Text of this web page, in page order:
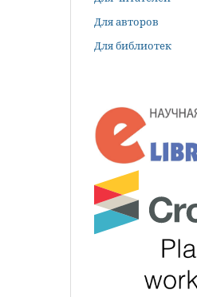
Для авторов
Для библиотек